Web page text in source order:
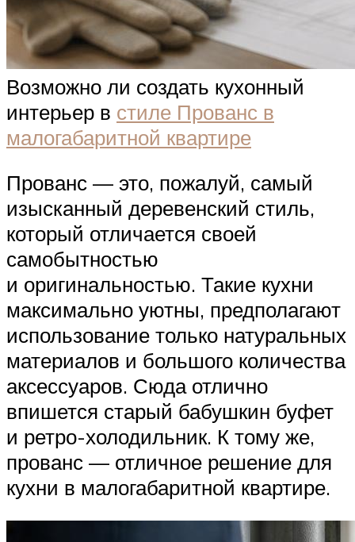
Возможно ли создать кухонный
интерьер в стиле Прованс в
малогабаритной квартире
Прованс — это, пожалуй, самый
изысканный деревенский стиль,
который отличается своей
самобытностью
и оригинальностью. Такие кухни
максимально уютны, предполагают
использование только натуральных
материалов и большого количества
аксессуаров. Сюда отлично
впишется старый бабушкин буфет
и ретро-холодильник. К тому же,
прованс — отличное решение для
кухни в малогабаритной квартире.